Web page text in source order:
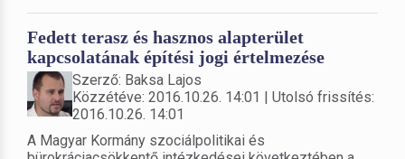
Fedett terasz és hasznos alapterület
kapcsolatának építési jogi értelmezése
Szerző: Baksa Lajos
Közzétéve: 2016.10.26. 14:01 | Utolsó frissítés:
2016.10.26. 14:01
A Magyar Kormány szociálpolitikai és